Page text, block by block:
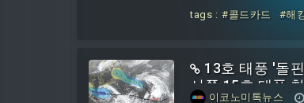
들어오며 약 6억2000
됐다. 6일 코인텔레그래
옮기는 것 아니냐는 관
있다.블룸버그 선임 ETF
발추나스는 블랙록 아이
tags : #콜드카드 #해
13호 태풍 '돌
서쪽,15호 태풍
이코노미톡뉴스